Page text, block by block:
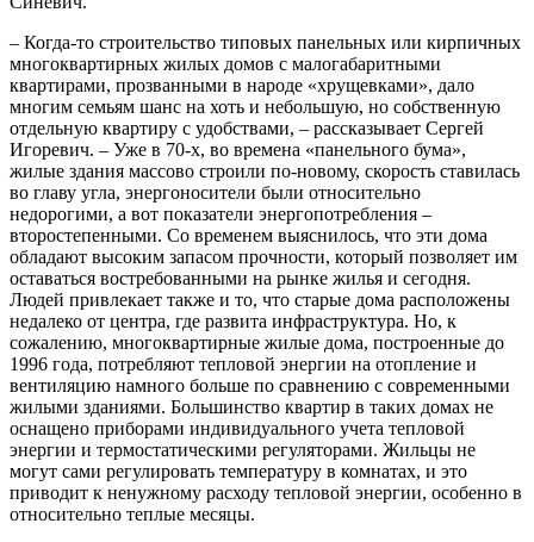
– Когда-то строительство типовых панельных или кирпичных
многоквартирных жилых домов с малогабаритными
квартирами, прозванными в народе «хрущевками», дало
многим семьям шанс на хоть и небольшую, но собственную
отдельную квартиру с удобствами, – рассказывает Сергей
Игоревич. – Уже в 70-х, во времена «панельного бума»,
жилые здания массово строили по-новому, скорость ставилась
во главу угла, энергоносители были относительно
недорогими, а вот показатели энергопотребления –
второстепенными. Со временем выяснилось, что эти дома
обладают высоким запасом прочности, который позволяет им
оставаться востребованными на рынке жилья и сегодня.
Людей привлекает также и то, что старые дома расположены
недалеко от центра, где развита инфраструктура. Но, к
сожалению, многоквартирные жилые дома, построенные до
1996 года, потребляют тепловой энергии на отопление и
вентиляцию намного больше по сравнению с современными
жилыми зданиями. Большинство квартир в таких домах не
оснащено приборами индивидуального учета тепловой
энергии и термостатическими регуляторами. Жильцы не
могут сами регулировать температуру в комнатах, и это
приводит к ненужному расходу тепловой энергии, особенно в
относительно теплые месяцы.